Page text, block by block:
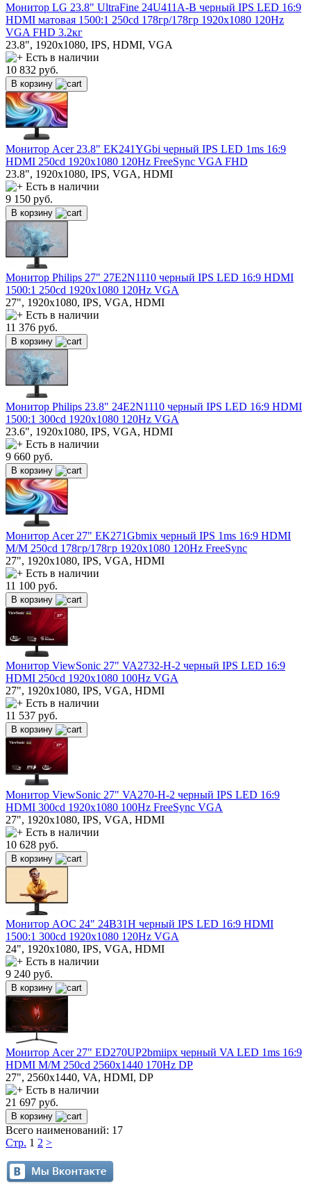
Монитор LG 23.8" UltraFine 24U411A-B черный IPS LED 16:9
HDMI матовая 1500:1 250cd 178гр/178гр 1920x1080 120Hz
VGA FHD 3.2кг
23.8", 1920x1080, IPS, HDMI, VGA
Есть в наличии
10 832 руб.
В корзину
Монитор Acer 23.8" EK241YGbi черный IPS LED 1ms 16:9
HDMI 250cd 1920x1080 120Hz FreeSync VGA FHD
23.8", 1920x1080, IPS, VGA, HDMI
Есть в наличии
9 150 руб.
В корзину
Монитор Philips 27" 27E2N1110 черный IPS LED 16:9 HDMI
1500:1 250cd 1920x1080 120Hz VGA
27", 1920x1080, IPS, VGA, HDMI
Есть в наличии
11 376 руб.
В корзину
Монитор Philips 23.8" 24E2N1110 черный IPS LED 16:9 HDMI
1500:1 300cd 1920x1080 120Hz VGA
23.6", 1920x1080, IPS, VGA, HDMI
Есть в наличии
9 660 руб.
В корзину
Монитор Acer 27" EK271Gbmix черный IPS 1ms 16:9 HDMI
M/M 250cd 178гр/178гр 1920x1080 120Hz FreeSync
27", 1920x1080, IPS, VGA, HDMI
Есть в наличии
11 100 руб.
В корзину
Монитор ViewSonic 27" VA2732-H-2 черный IPS LED 16:9
HDMI 250cd 1920x1080 100Hz VGA
27", 1920x1080, IPS, VGA, HDMI
Есть в наличии
11 537 руб.
В корзину
Монитор ViewSonic 27" VA270-H-2 черный IPS LED 16:9
HDMI 300cd 1920x1080 100Hz FreeSync VGA
27", 1920x1080, IPS, VGA, HDMI
Есть в наличии
10 628 руб.
В корзину
Монитор AOC 24" 24B31H черный IPS LED 16:9 HDMI
1500:1 300cd 1920x1080 120Hz VGA
24", 1920x1080, IPS, VGA, HDMI
Есть в наличии
9 240 руб.
В корзину
Монитор Acer 27" ED270UP2bmiipx черный VA LED 1ms 16:9
HDMI M/M 250cd 2560x1440 170Hz DP
27", 2560x1440, VA, HDMI, DP
Есть в наличии
21 697 руб.
В корзину
Всего наименований: 17
Стр. 1 2 >